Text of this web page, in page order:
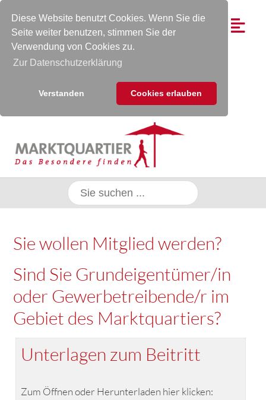
Diese Website benutzt Cookies. Wenn Sie die
Seite weiter benutzen, stimmen Sie der
Verwendung von Cookies zu.
Zur Datenschutzerklärung
Verstanden Cookies erlauben
Sie wollen Mitglied werden?
Sind Sie Grundeigentümer/in
oder Gewerbetreibende/r im
Gebiet des Marktquartiers?
Unterlagen zum Beitritt
Zum Öffnen oder Herunterladen hier klicken: